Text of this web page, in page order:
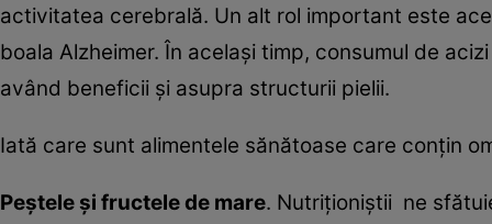
activitatea cerebrală. Un alt rol important este
boala Alzheimer. În acelaşi timp, consumul de
având beneficii şi asupra structurii pielii.
Iată care sunt alimentele sănătoase care conţin
Peştele şi fructele de mare. Nutriţioniştii ne